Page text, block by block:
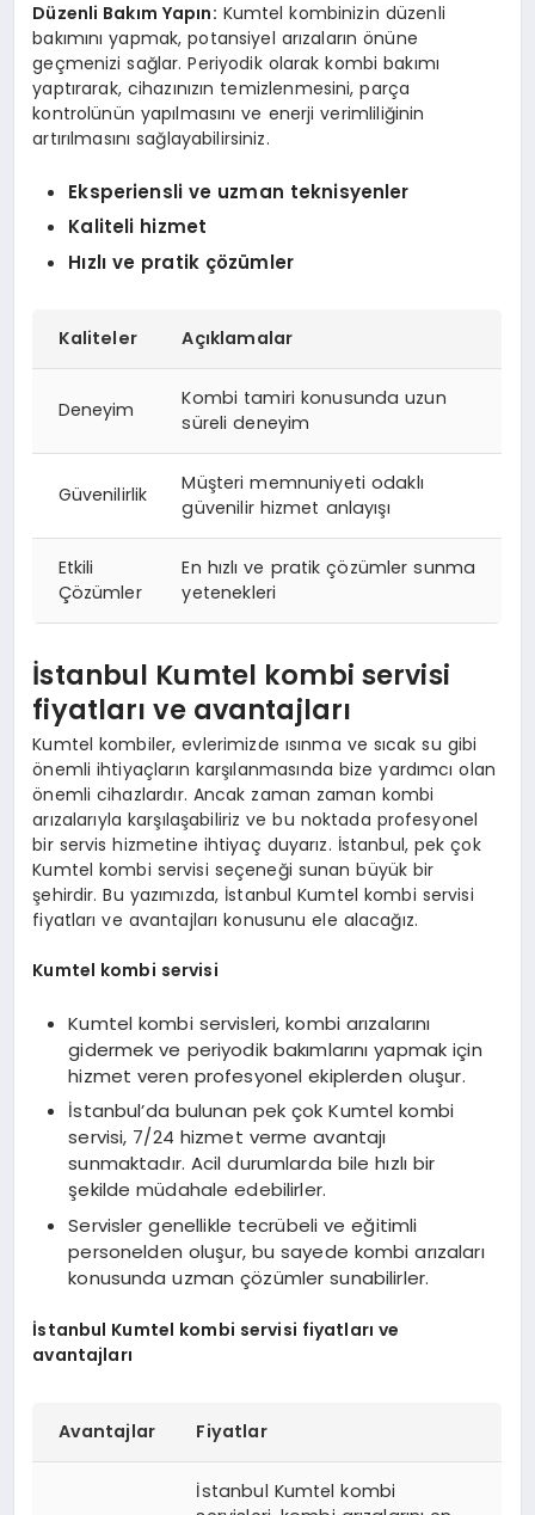
Düzenli Bakım Yapın: Kumtel kombinizin düzenli
bakımını yapmak, potansiyel arızaların önüne
geçmenizi sağlar. Periyodik olarak kombi bakımı
yaptırarak, cihazınızın temizlenmesini, parça
kontrolünün yapılmasını ve enerji verimliliğinin
artırılmasını sağlayabilirsiniz.
Eksperiensli ve uzman teknisyenler
Kaliteli hizmet
Hızlı ve pratik çözümler
Kaliteler Açıklamalar
Deneyim
Kombi tamiri konusunda uzun
süreli deneyim
Güvenilirlik
Müşteri memnuniyeti odaklı
güvenilir hizmet anlayışı
Etkili
Çözümler
En hızlı ve pratik çözümler sunma
yetenekleri
İstanbul Kumtel kombi servisi
fiyatları ve avantajları
Kumtel kombiler, evlerimizde ısınma ve sıcak su gibi
önemli ihtiyaçların karşılanmasında bize yardımcı olan
önemli cihazlardır. Ancak zaman zaman kombi
arızalarıyla karşılaşabiliriz ve bu noktada profesyonel
bir servis hizmetine ihtiyaç duyarız. İstanbul, pek çok
Kumtel kombi servisi seçeneği sunan büyük bir
şehirdir. Bu yazımızda, İstanbul Kumtel kombi servisi
fiyatları ve avantajları konusunu ele alacağız.
Kumtel kombi servisi
Kumtel kombi servisleri, kombi arızalarını
gidermek ve periyodik bakımlarını yapmak için
hizmet veren profesyonel ekiplerden oluşur.
İstanbul’da bulunan pek çok Kumtel kombi
servisi, 7/24 hizmet verme avantajı
sunmaktadır. Acil durumlarda bile hızlı bir
şekilde müdahale edebilirler.
Servisler genellikle tecrübeli ve eğitimli
personelden oluşur, bu sayede kombi arızaları
konusunda uzman çözümler sunabilirler.
İstanbul Kumtel kombi servisi fiyatları ve
avantajları
Avantajlar Fiyatlar
İstanbul Kumtel kombi